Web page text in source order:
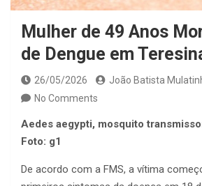
Mulher de 49 Anos
de Dengue em
26/05/2026
João Batista
No Comments
Aedes aegypti, mosquito
Foto: g1
De acordo com a FMS, a vítima